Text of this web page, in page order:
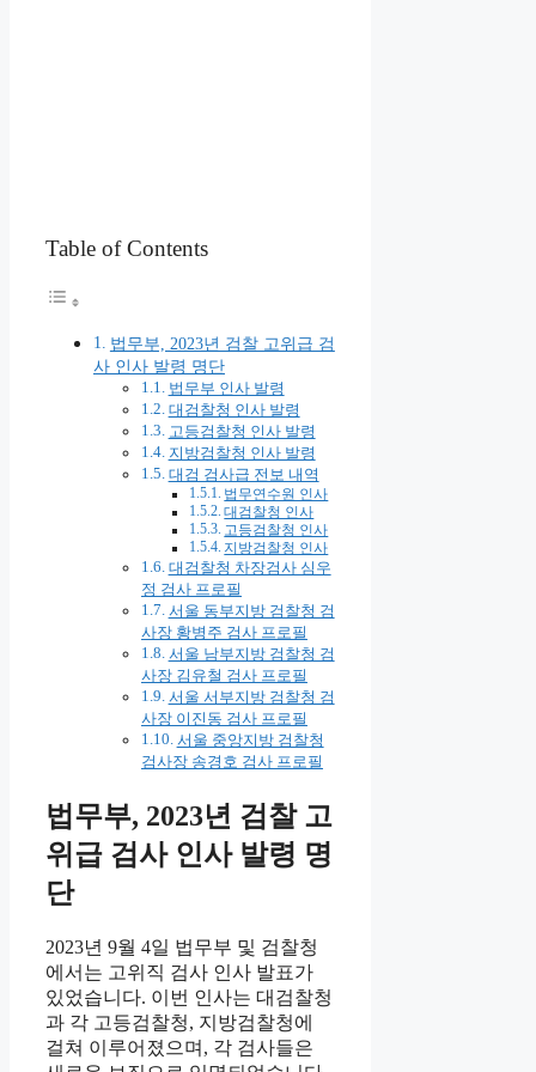
Table of Contents
법무부, 2023년 검찰 고위급 검
사 인사 발령 명단
법무부 인사 발령
대검찰청 인사 발령
고등검찰청 인사 발령
지방검찰청 인사 발령
대검 검사급 전보 내역
법무연수원 인사
대검찰청 인사
고등검찰청 인사
지방검찰청 인사
대검찰청 차장검사 심우
정 검사 프로필
서울 동부지방 검찰청 검
사장 황병주 검사 프로필
서울 남부지방 검찰청 검
사장 김유철 검사 프로필
서울 서부지방 검찰청 검
사장 이진동 검사 프로필
서울 중앙지방 검찰청
검사장 송경호 검사 프로필
법무부, 2023년 검찰 고
위급 검사 인사 발령 명
단
2023년 9월 4일 법무부 및 검찰청
에서는 고위직 검사 인사 발표가
있었습니다. 이번 인사는 대검찰청
과 각 고등검찰청, 지방검찰청에
걸쳐 이루어졌으며, 각 검사들은